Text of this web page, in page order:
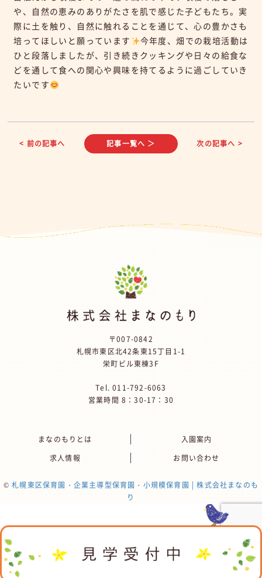
や、自然の恵みのありがたさを肌で感じた子どもたち。実
際に土を触り、自然に触れることを通じて、心の豊かさも
培ってほしいと願っています
今年度、畑での栽培活動は
ひと段落しましたが、引き続きクッキングや日々の給食な
どを通して食への関心や興味を持てるように過ごしていき
たいです
< 前の記事へ 記事一覧へ ＞ 次の記事へ >
〒007-0842
札幌市東区北42条東15丁目1-1
栄町ビル東棟3F
Tel.011-792-6063
営業時間 8：30-17：30
まなのもりとは
入園案内
求人情報
お問い合わせ
©札幌東区保育園・企業主導型保育園・小規模保育園 | 株式会社まなのも
り